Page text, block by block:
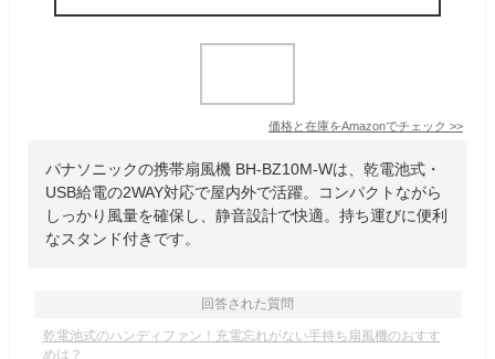
価格と在庫をAmazonでチェック >>
パナソニックの携帯扇風機 BH-BZ10M-Wは、乾電池式・
USB給電の2WAY対応で屋内外で活躍。コンパクトながら
しっかり風量を確保し、静音設計で快適。持ち運びに便利
なスタンド付きです。
回答された質問
乾電池式のハンディファン！充電忘れがない手持ち扇風機のおすす
めは？